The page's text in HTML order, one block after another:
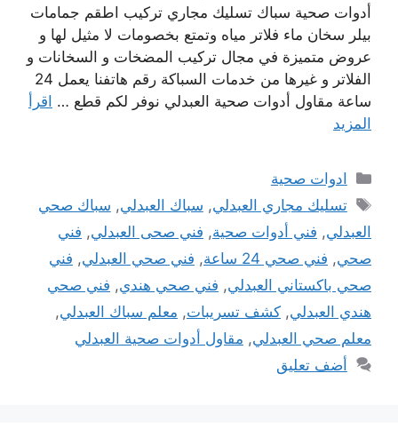
أدوات صحية سباك تسليك مجاري تركيب اطقم جمامات
بيلر سخان ماء فلاتر مياه وتمتع بخصومات لا مثيل لها و
عروض متميزة في مجال تركيب المضخات و السخانات و
الفلاتر و غيرها من خدمات السباكة رقم هاتفنا يعمل 24
ساعة مقاول أدوات صحية العبدلي نوفر لكم قطع … اقرأ
المزيد
التصنيفات
ادوات صحية
الوسوم
تسليك مجاري العبدلي, سباك العبدلي, سباك صحي
العبدلي, فني أدوات صحية, فني صحى العبدلي, فني
صحي, فني صحي 24 ساعة , فني صحي العبدلي, فني
صحي باكستاني العبدلي, فني صحي هندي, فني صحي
هندي العبدلي, كشف تسريبات, معلم سباك العبدلي,
معلم صحي العبدلي, مقاول أدوات صحية العبدلي
أضف تعليق